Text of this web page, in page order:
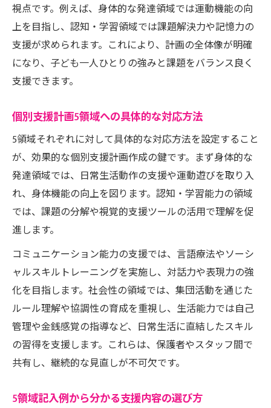
視点です。例えば、身体的な発達領域では運動機能の向
上を目指し、認知・学習領域では課題解決力や記憶力の
支援が求められます。これにより、計画の全体像が明確
になり、子ども一人ひとりの強みと課題をバランス良く
支援できます。
個別支援計画5領域への具体的な対応方法
5領域それぞれに対して具体的な対応方法を設定すること
が、効果的な個別支援計画作成の鍵です。まず身体的な
発達領域では、日常生活動作の支援や運動遊びを取り入
れ、身体機能の向上を図ります。認知・学習能力の領域
では、課題の分解や視覚的支援ツールの活用で理解を促
進します。
コミュニケーション能力の支援では、言語療法やソーシ
ャルスキルトレーニングを実施し、対話力や表現力の強
化を目指します。社会性の領域では、集団活動を通じた
ルール理解や協調性の育成を重視し、生活能力では自己
管理や金銭感覚の指導など、日常生活に直結したスキル
の習得を支援します。これらは、保護者やスタッフ間で
共有し、継続的な見直しが不可欠です。
5領域記入例から分かる支援内容の選び方